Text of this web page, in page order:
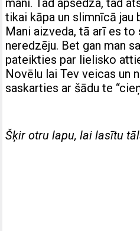
mani. Tad apsedza, tad
tikai kāpa un slimnīcā jau
Mani aizveda, tā arī es
neredzēju. Bet gan man
pateikties par lielisko
Novēlu lai Tev veicas un
saskarties ar šādu te
Šķir otru lapu, lai lasītu